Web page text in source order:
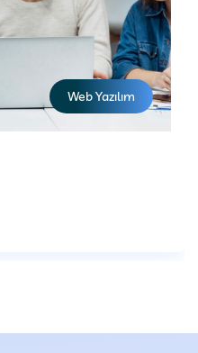
Web Yazılım